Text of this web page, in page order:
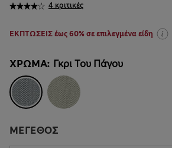
4 κριτικές
ΕΚΠΤΩΣΕΙΣ έως 60% σε επιλεγμένα είδη
ΧΡΏΜΑ: Γκρι Του Πάγου
ΜΈΓΕΘΟΣ